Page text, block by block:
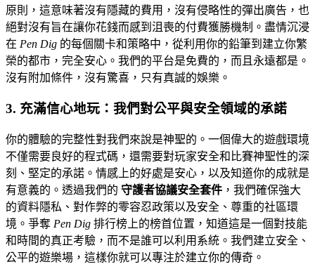
原則，這意味著沒有隱藏的費用，沒有侵略性的彈出廣告，也
絕對沒有旨在讓你花錢而感到沮喪的付費獲勝機制。盡情沉浸
在 Pen Dig 的每個關卡和策略中，從利用你的鉛筆到建立你繁
榮的都市，完全安心。我們的平台是免費的，而且永遠都是。
沒有附加條件，沒有驚喜，只有真誠的娛樂。
3. 充滿信心地玩：我們對公平與安全領域的承諾
你的體驗的完整性對我們來說是神聖的。一個偉大的遊戲環境
不僅需要良好的程式碼，還需要對玩家安全和比賽神聖性的深
刻、堅定的承諾。情感上的好處是安心，以及知道你的成就是
有意義的。透過我們的 守護者協議安全套件 ，我們確保強大
的資料隱私、對作弊的零容忍政策以及安全、尊重的社區環
境。爭奪 Pen Dig 排行榜上的榜首位置，知道這是一個對技能
和時間的真正考驗，而不是誰可以利用系統。我們建立安全、
公平的遊樂場，這樣你就可以專注於建立你的傳奇。